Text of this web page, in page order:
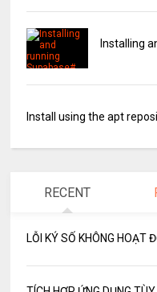
Installing
Install using the apt
RECENT
LỖI KÝ SỐ KHÔNG HOẠT